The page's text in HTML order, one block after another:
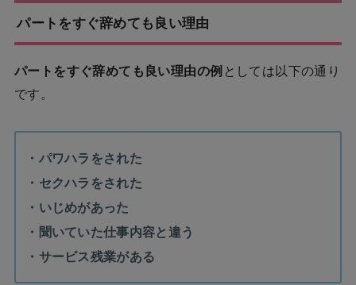
パートをすぐ辞めても良い理由
パートをすぐ辞めても良い理由の例 としては以下の通り
です。
・パワハラをされた
・セクハラをされた
・いじめがあった
・聞いていた仕事内容と違う
・サービス残業がある